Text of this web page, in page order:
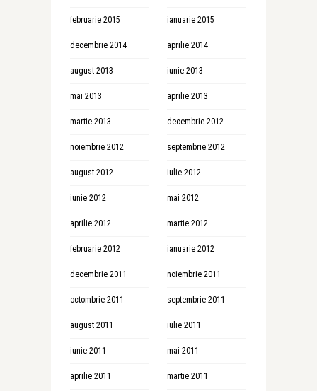
februarie 2015 ianuarie 2015
decembrie 2014 aprilie 2014
august 2013 iunie 2013
mai 2013 aprilie 2013
martie 2013 decembrie 2012
noiembrie 2012 septembrie 2012
august 2012 iulie 2012
iunie 2012 mai 2012
aprilie 2012 martie 2012
februarie 2012 ianuarie 2012
decembrie 2011 noiembrie 2011
octombrie 2011 septembrie 2011
august 2011 iulie 2011
iunie 2011 mai 2011
aprilie 2011 martie 2011